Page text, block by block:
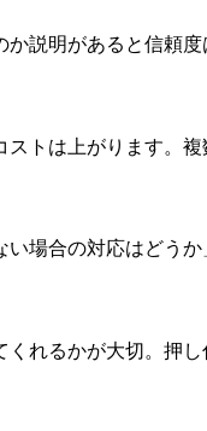
説明があると信頼
トは上がります。
場合の対応はどう
れるかが大切。押